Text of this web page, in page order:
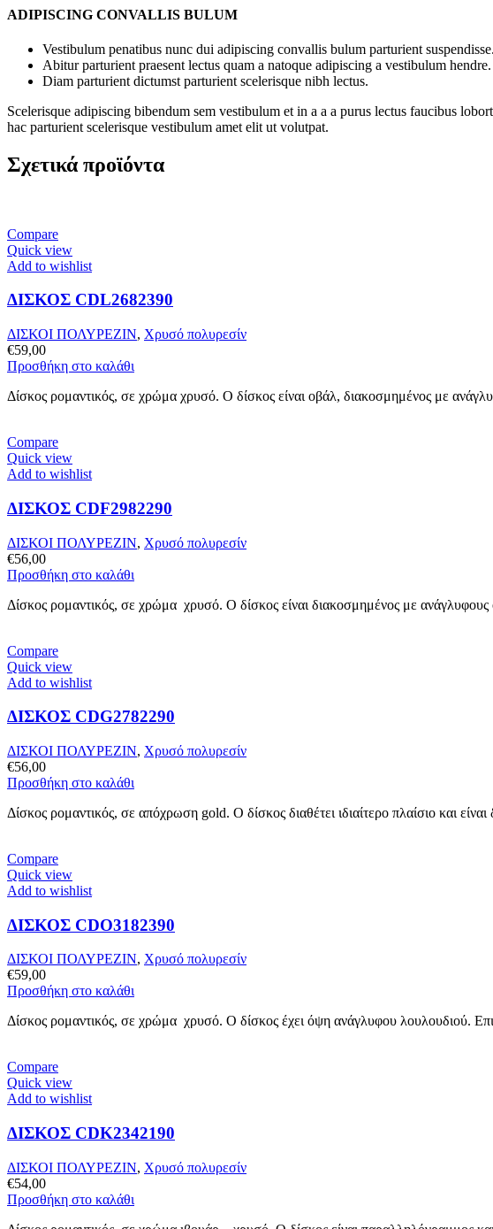
ADIPISCING CONVALLIS BULUM
Vestibulum penatibus nunc dui adipiscing convallis bulum parturient suspendisse.
Abitur parturient praesent lectus quam a natoque adipiscing a vestibulum hendre.
Diam parturient dictumst parturient scelerisque nibh lectus.
Scelerisque adipiscing bibendum sem vestibulum et in a a a purus lectus faucibus
hac parturient scelerisque vestibulum amet elit ut volutpat.
Σχετικά προϊόντα
Compare
Quick view
Add to wishlist
ΔΙΣΚΟΣ CDL2682390
ΔΙΣΚΟΙ ΠΟΛΥΡΕΖΙΝ, Χρυσό πολυρεσίν
€59,00
Προσθήκη στο καλάθι
Δίσκος ρομαντικός, σε χρώμα χρυσό. Ο δίσκος είναι οβάλ, διακοσμημένος με
Compare
Quick view
Add to wishlist
ΔΙΣΚΟΣ CDF2982290
ΔΙΣΚΟΙ ΠΟΛΥΡΕΖΙΝ, Χρυσό πολυρεσίν
€56,00
Προσθήκη στο καλάθι
Δίσκος ρομαντικός, σε χρώμα χρυσό. Ο δίσκος είναι διακοσμημένος με ανάγλυφους
Compare
Quick view
Add to wishlist
ΔΙΣΚΟΣ CDG2782290
ΔΙΣΚΟΙ ΠΟΛΥΡΕΖΙΝ, Χρυσό πολυρεσίν
€56,00
Προσθήκη στο καλάθι
Δίσκος ρομαντικός, σε απόχρωση gold. Ο δίσκος διαθέτει ιδιαίτερο πλαίσιο και
Compare
Quick view
Add to wishlist
ΔΙΣΚΟΣ CDO3182390
ΔΙΣΚΟΙ ΠΟΛΥΡΕΖΙΝ, Χρυσό πολυρεσίν
€59,00
Προσθήκη στο καλάθι
Δίσκος ρομαντικός, σε χρώμα χρυσό. Ο δίσκος έχει όψη ανάγλυφου λουλουδιού.
Compare
Quick view
Add to wishlist
ΔΙΣΚΟΣ CDK2342190
ΔΙΣΚΟΙ ΠΟΛΥΡΕΖΙΝ, Χρυσό πολυρεσίν
€54,00
Προσθήκη στο καλάθι